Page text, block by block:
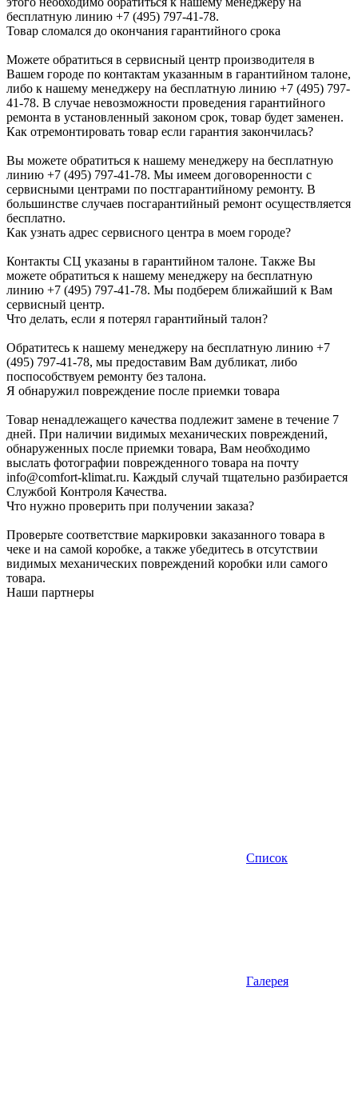
бесплатную линию +7 (495) 797-41-78.
Товар сломался до окончания гарантийного срока
Можете обратиться в сервисный центр производителя в
Вашем городе по контактам указанным в гарантийном талоне,
либо к нашему менеджеру на бесплатную линию +7 (495) 797-
41-78. В случае невозможности проведения гарантийного
ремонта в установленный законом срок, товар будет заменен.
Как отремонтировать товар если гарантия закончилась?
Вы можете обратиться к нашему менеджеру на бесплатную
линию +7 (495) 797-41-78. Мы имеем договоренности с
сервисными центрами по постгарантийному ремонту. В
большинстве случаев посгарантийный ремонт осуществляется
бесплатно.
Как узнать адрес сервисного центра в моем городе?
Контакты СЦ указаны в гарантийном талоне. Также Вы
можете обратиться к нашему менеджеру на бесплатную
линию +7 (495) 797-41-78. Мы подберем ближайший к Вам
сервисный центр.
Что делать, если я потерял гарантийный талон?
Обратитесь к нашему менеджеру на бесплатную линию +7
(495) 797-41-78, мы предоставим Вам дубликат, либо
поспособствуем ремонту без талона.
Я обнаружил повреждение после приемки товара
Товар ненадлежащего качества подлежит замене в течение 7
дней. При наличии видимых механических повреждений,
обнаруженных после приемки товара, Вам необходимо
выслать фотографии поврежденного товара на почту
info@comfort-klimat.ru. Каждый случай тщательно разбирается
Службой Контроля Качества.
Что нужно проверить при получении заказа?
Проверьте соответствие маркировки заказанного товара в
чеке и на самой коробке, а также убедитесь в отсутствии
видимых механических повреждений коробки или самого
товара.
Наши партнеры
Список
Галерея